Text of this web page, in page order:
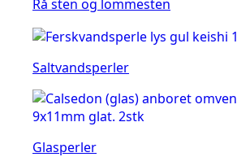
Rå sten og lommesten
Saltvandsperler
Glasperler